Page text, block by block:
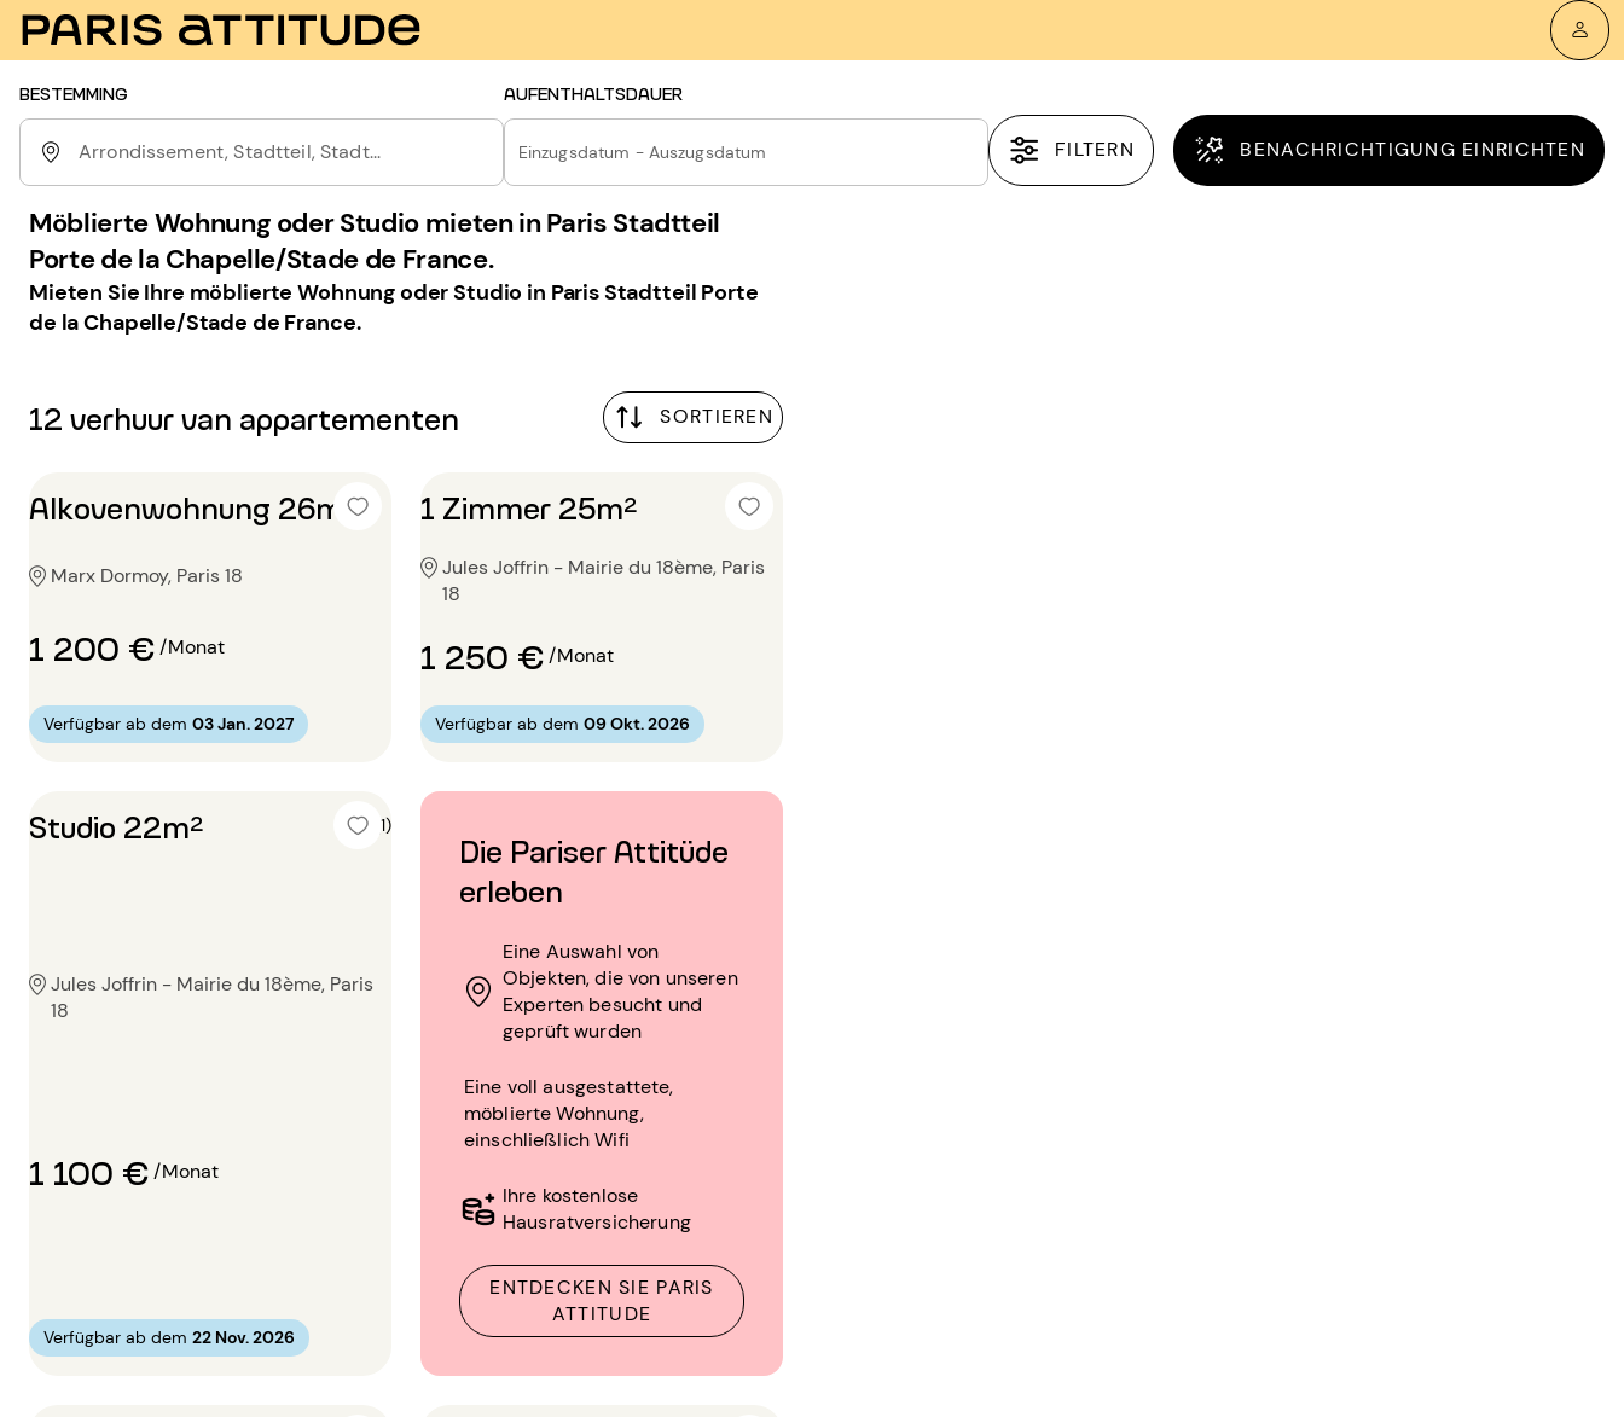
BESTEMMING
Arrondissement, Stadtteil, Stadt...
AUFENTHALTSDAUER
Einzugsdatum - Auszugsdatum FILTERN BENACHRICHTIGUNG EINRICHTEN
Möblierte Wohnung oder Studio mieten in Paris Stadtteil
Porte de la Chapelle/Stade de France.
Mieten Sie Ihre möblierte Wohnung oder Studio in Paris Stadtteil Porte
de la Chapelle/Stade de France.
12 verhuur van appartementen SORTIEREN
Die Pariser Attitüde
erleben
Eine Auswahl von
Objekten, die von unseren
Experten besucht und
geprüft wurden
Eine voll ausgestattete,
möblierte Wohnung,
einschließlich Wifi
Ihre kostenlose
Hausratversicherung
ENTDECKEN SIE PARIS
ATTITUDE
Alkovenwohnung 26m²
Marx Dormoy, Paris 18
1 200 €/Monat
Verfügbar ab dem 03 Jan. 2027
1 Zimmer 25m²
Jules Joffrin - Mairie du 18ème, Paris
18
1 250 €/Monat
Verfügbar ab dem 09 Okt. 2026
Studio 22m² 5 (1)
Jules Joffrin - Mairie du 18ème, Paris
18
1 100 €/Monat
Verfügbar ab dem 22 Nov. 2026